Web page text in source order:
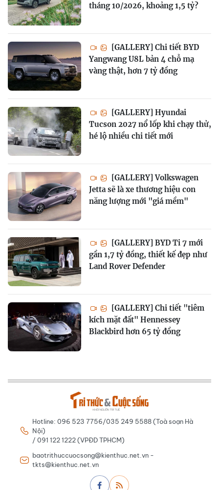
tháng 10/2026, khoảng 1,5 tỷ?
[GALLERY] Chi tiết BYD
Yangwang U8L bản 4 chỗ mạ
vàng thật, hơn 7 tỷ đồng
[GALLERY] Hyundai
Tucson 2027 nổ lốp khi chạy thử,
hé lộ nhiều chi tiết mới
[GALLERY] Volkswagen
Jetta sẽ là xe thương hiệu con
năng lượng mới "giá mềm"
[GALLERY] BYD Ti 7 mới
gần 1,7 tỷ đồng, thiết kế đẹp như
Land Rover Defender
[GALLERY] Chi tiết "tiêm
kích mặt đất" Hennessey
Blackbird hơn 65 tỷ đồng
Hotline: 096 523 7756/035 249 5588 (Toà soạn Hà
Nội)
/ 091 122 1222 (VPĐD TPHCM)
baotrithuccuocsong@kienthuc.net.vn -
tkts@kienthuc.net.vn